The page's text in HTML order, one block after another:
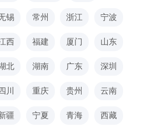
锡 常州 浙江 宁波
西 福建 厦门 山东
北 湖南 广东 深圳
四川 重庆 贵州 云南
疆 宁夏 青海 西藏